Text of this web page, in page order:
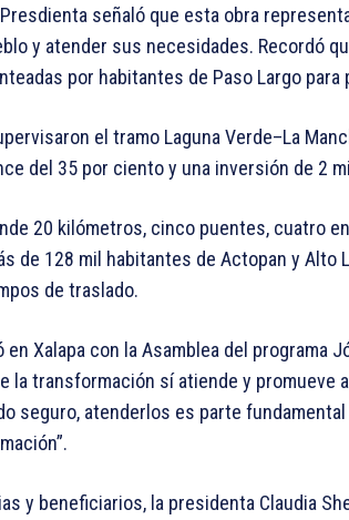
señaló que esta obra
y atender sus necesidades. Recordó
por habitantes de Paso Largo
el tramo Laguna Verde–La
del 35 por ciento y una inversión de 2
20 kilómetros, cinco puentes, cuatro
de 128 mil habitantes de Actopan y Alto
de traslado.
en Xalapa con la Asamblea del programa
la transformación sí atiende y promueve
seguro, atenderlos es parte
y beneficiarios, la presidenta Claudia